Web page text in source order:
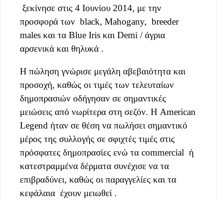
ξεκίνησε στις 4 Ιουνίου 2014, με την
προσφορά των black, Mahogany, breeder
males και τα Blue Iris και Demi / άγρια ​​
αρσενικά και θηλυκά .
Η πώληση γνώρισε μεγάλη αβεβαιότητα και
προσοχή, καθώς οι τιμές των τελευταίων
δημοπρασιών οδήγησαν σε σημαντικές
μειώσεις από νωρίτερα στη σεζόν. Η American
Legend ήταν σε θέση να πωλήσει σημαντικό
μέρος της συλλογής σε σφιχτές τιμές στις
πρόσφατες δημοπρασίες ενώ τα commercial ή
κατεστραμμένα δέρματα συνέχισε να τα
επιβραδύνει, καθώς οι παραγγελίες και τα
κεφάλαια έχουν μειωθεί .